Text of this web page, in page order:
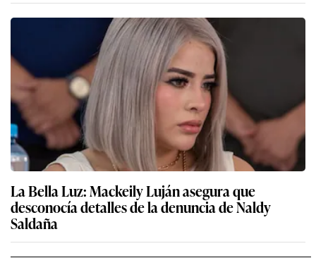
La Bella Luz: Mackeily Luján asegura que
desconocía detalles de la denuncia de Naldy
Saldaña